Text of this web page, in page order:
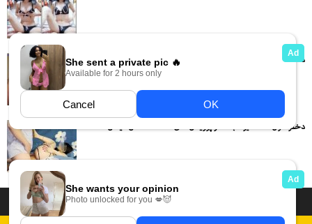
دختره تو لایو ممه هاش رو نشون میده و کونش رو...
دختره اول ساک میزنه بعد در پوزیشن های مختلف سکس میکنن...